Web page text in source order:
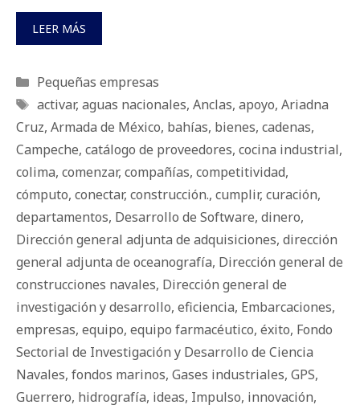
LEER MÁS
Categorías
Pequeñas empresas
Etiquetas
activar, aguas nacionales, Anclas, apoyo, Ariadna
Cruz, Armada de México, bahías, bienes, cadenas,
Campeche, catálogo de proveedores, cocina industrial,
colima, comenzar, compañías, competitividad,
cómputo, conectar, construcción., cumplir, curación,
departamentos, Desarrollo de Software, dinero,
Dirección general adjunta de adquisiciones, dirección
general adjunta de oceanografía, Dirección general de
construcciones navales, Dirección general de
investigación y desarrollo, eficiencia, Embarcaciones,
empresas, equipo, equipo farmacéutico, éxito, Fondo
Sectorial de Investigación y Desarrollo de Ciencia
Navales, fondos marinos, Gases industriales, GPS,
Guerrero, hidrografía, ideas, Impulso, innovación,